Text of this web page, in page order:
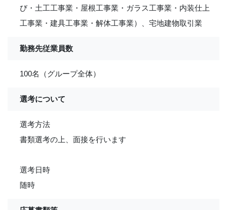
び・土工工事業・屋根工事業・ガラス工事業・内装仕上
工事業・建具工事業・解体工事業）、宅地建物取引業
勤務先従業員数
100名（グループ全体）
選考について
選考方法
書類選考の上、面接を行います
選考日時
随時